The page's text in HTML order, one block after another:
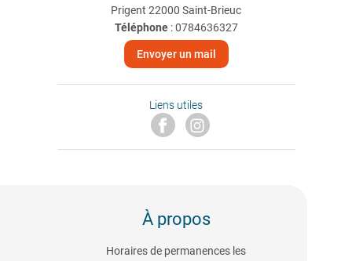
Prigent 22000 Saint-Brieuc
Téléphone:0784636327
Envoyer un mail
Liens utiles
À propos
Horaires de permanences les